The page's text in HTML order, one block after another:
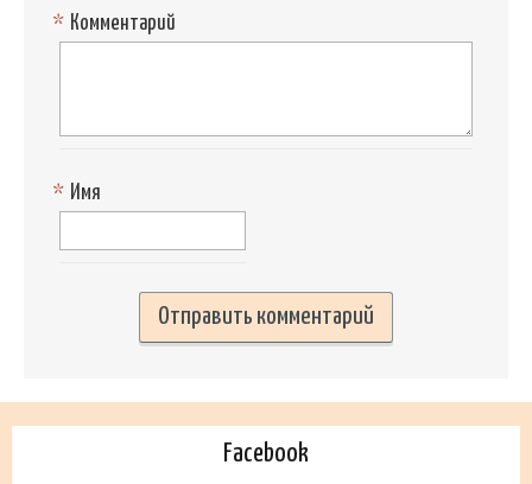
Комментарий
*
Имя
*
Facebook